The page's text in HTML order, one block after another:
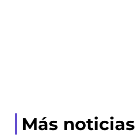
Más noticias